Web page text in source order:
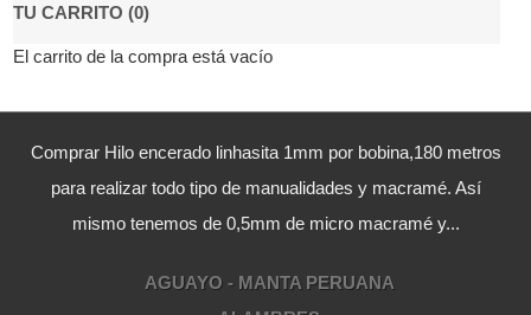
TU CARRITO (0)
El carrito de la compra está vacío
Comprar Hilo encerado linhasita 1mm por bobina,180 metros
para realizar todo tipo de manualidades y macramé. Así
mismo tenemos de 0,5mm de micro macramé y...
AGUAYO - MANTA PERUANA